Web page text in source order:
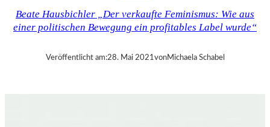
Beate Hausbichler „Der verkaufte Feminismus: Wie aus
einer politischen Bewegung ein profitables Label wurde“
Veröffentlicht am:28. Mai 2021vonMichaela Schabel